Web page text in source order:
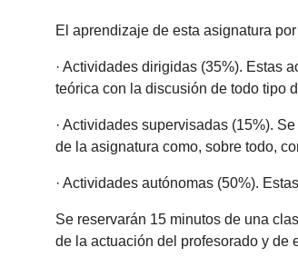
El aprendizaje de esta asignatura
· Actividades dirigidas (35%). Estas
teórica con la discusión de todo tipo
· Actividades supervisadas (15%).
de la asignatura como, sobre todo,
· Actividades autónomas (50%).
Se reservarán 15 minutos de una
de la actuación del profesorado y de